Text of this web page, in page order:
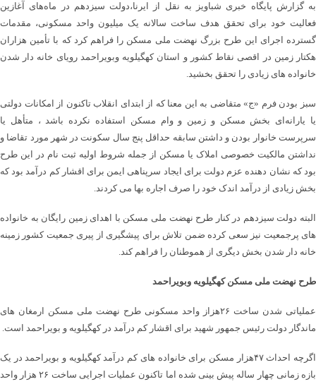
به گزارش پایگاه خبری شباویز به نقل از ایرنا،دولت سیزدهم در ماه‌های آغازین
فعالیت خود برای تحقق هدف ساخت سالانه یک میلیون واحد مسکونی، مقدمات
گسترده اجرای این طرح بزرگ نهضت ملی مسکن را فراهم کرد که با تأمین هزاران
هکتار زمین در اقصی نقاط کشور و استان کهگیلویه وبویراحمد رویای خانه دار شدن
خانواده های زیادی را تحقق بخشید.
سبز بودن فرم «ج» متقاضی به این معنا که از ابتدای انقلاب تاکنون از امکانات دولتی
یا یارانه‌ای بخش مسکن و زمین و وام مسکن استفاده نکرده باشد ، متأهل یا
سرپرست خانوار بودن و داشتن سابقه حداقل پنج سال سکونت در شهر مورد تقاضا و
نداشتن مالکیت خصوصی املاک یا مسکن از جمله شروط اولیه ثبت نام در این طرح
بود که نشان دهنده عزم دولت برای ایجاد سرپناهی ایمن برای اقشار کم درآمد بود که
بخش زیادی از درآمد اندک خود را صرف اجاره بها می کردند.
البته دولت سیزدهم در کنار طرح نهضت ملی مسکن با اهدای زمین رایگان به خانواده
های پرجمعیت نیز سعی کرده ضمن تلاش برای پیشگیری از پیری جمعیت کشور زمینه
خانه دار شدن بخش دیگری از هموطنان را فراهم کند.
طرح نهضت ملی مسکن کهگیلویه وبویراحمد
عملیاتی شدن ساخت ۲۶هزاز واحد مسکونی طرح نهضت ملی مسکن ارمغان های
ماندگار دولت رئیس جمهور شهید برای اقشار کم درآمد در کهگیلویه و بویراحمد است.
اگرچه احداث ۴۷هزار مسکن برای خانواده های کم درآمد کهگیلویه و بویراحمد در یک
بازه زمانی چهار ساله پیش بینی شده اما تاکنون عملیات اجرایی ساخت ۲۶ هزار واحد